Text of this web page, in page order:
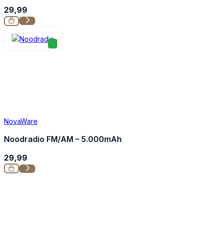
29,99
NovaWare
Noodradio FM/AM – 5.000mAh
29,99